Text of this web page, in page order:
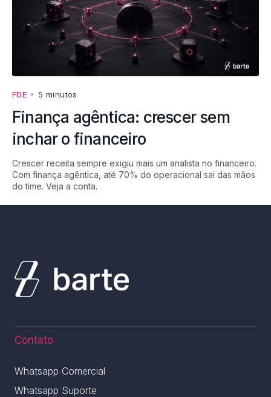
FDE • 5 minutos
Finança agêntica: crescer sem
inchar o financeiro
Crescer receita sempre exigiu mais um analista no financeiro.
Com finança agêntica, até 70% do operacional sai das mãos
do time. Veja a conta.
Contato
Whatsapp Comercial
Whatsapp Suporte